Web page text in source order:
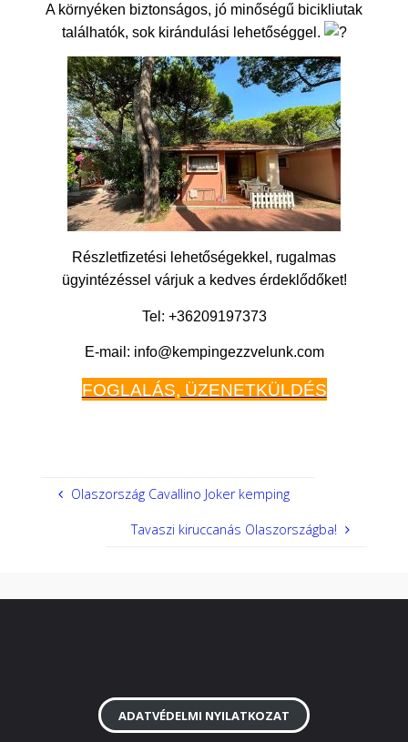
A környéken biztonságos, jó minőségű bicikliutak
találhatók, sok kirándulási lehetőséggel.
Részletfizetési lehetőségekkel, rugalmas
ügyintézéssel várjuk a kedves érdeklődőket!
Tel: +36209197373
E-mail: info@kempingezzvelunk.com
FOGLALÁS, ÜZENETKÜLDÉS
Olaszország Cavallino Joker kemping
Tavaszi kiruccanás Olaszországba!
ADATVÉDELMI NYILATKOZAT